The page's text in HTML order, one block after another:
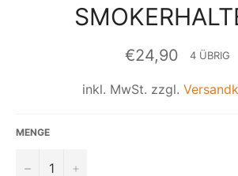
Normaler
Preis
€24,90 4 ÜBRIG
inkl. MwSt. zzgl.
MENGE
− +